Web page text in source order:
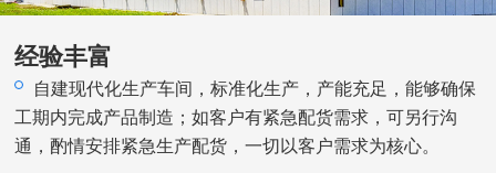
经验丰富
自建现代化生产车间，标准化生产，产能充足，能够确保
工期内完成产品制造；如客户有紧急配货需求，可另行沟
通，酌情安排紧急生产配货，一切以客户需求为核心。